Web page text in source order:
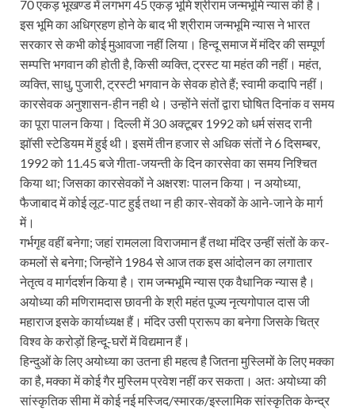
70 एकड़ भूखण्ड में लगभग 45 एकड़ भूमि श्रीराम जन्मभूमि न्यास की है।
इस भूमि का अधिग्रहण होने के बाद भी श्रीराम जन्मभूमि न्यास ने भारत
सरकार से कभी कोई मुआवजा नहीं लिया। हिन्दू समाज में मंदिर की सम्पूर्ण
सम्पत्ति भगवान की होती है, किसी व्यक्ति, ट्रस्ट या महंत की नहीं। महंत,
व्यक्ति, साधु, पुजारी, ट्रस्टी भगवान के सेवक होते हैं; स्वामी कदापि नहीं।
कारसेवक अनुशासन-हीन नही थे। उन्होंने संतों द्वारा घोषित दिनांक व समय
का पूरा पालन किया। दिल्ली में 30 अक्टूबर 1992 को धर्म संसद रानी
झॉसी स्टेडियम में हुई थी। इसमें तीन हजार से अधिक संतों ने 6 दिसम्बर,
1992 को 11.45 बजे गीता-जयन्ती के दिन कारसेवा का समय निश्चित
किया था; जिसका कारसेवकों ने अक्षरशः पालन किया। न अयोध्या,
फैजाबाद में कोई लूट-पाट हुई तथा न ही कार-सेवकों के आने-जाने के मार्ग
में।
गर्भगृह वहीं बनेगा; जहां रामलला विराजमान हैं तथा मंदिर उन्हीं संतों के कर-
कमलों से बनेगा; जिन्होंने 1984 से आज तक इस आंदोलन का लगातार
नेतृत्व व मार्गदर्शन किया है। राम जन्मभूमि न्यास एक वैधानिक न्यास है।
अयोध्या की मणिरामदास छावनी के श्री महंत पूज्य नृत्यगोपाल दास जी
महाराज इसके कार्याध्यक्ष हैं। मंदिर उसी प्रारूप का बनेगा जिसके चित्र
विश्व के करोड़ों हिन्दू-घरों में विद्यमान हैं।
हिन्दुओं के लिए अयोध्या का उतना ही महत्व है जितना मुस्लिमों के लिए मक्का
का है, मक्का में कोई गैर मुस्लिम प्रवेश नहीं कर सकता। अतः अयोध्या की
सांस्कृतिक सीमा में कोई नई मस्जिद/स्मारक/इस्लामिक सांस्कृतिक केन्द्र